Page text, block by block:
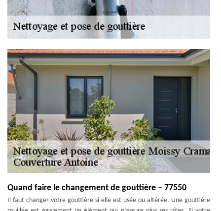
Quand faire le changement de gouttière – 77550
Il faut changer votre gouttière si elle est usée ou altérée. Une gouttière